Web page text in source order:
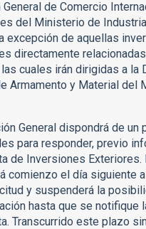
de Comercio
del Ministerio de
excepción de aquellas
directamente
las cuales irán dirigidas a la
Armamento y Material del
General dispondrá de un
para responder, previo
de Inversiones Exteriores.
comienzo el día siguiente
y suspenderá la
hasta que se notifique
Transcurrido este plazo